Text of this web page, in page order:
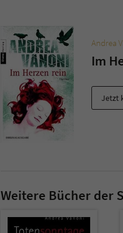
Andrea
Im
Jetzt
Weitere Bücher der